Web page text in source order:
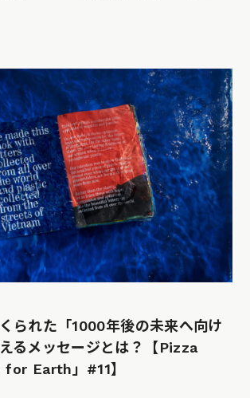
られた「1000年後の未来へ向け
るメッセージとは？【Pizza
for Earth」#11】